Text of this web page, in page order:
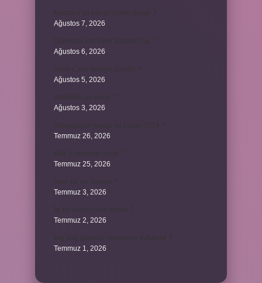
Ağustos 7, 2026
Ağustos 6, 2026
Ağustos 5, 2026
Ağustos 3, 2026
Temmuz 26, 2026
Temmuz 25, 2026
Temmuz 3, 2026
Temmuz 2, 2026
Temmuz 1, 2026